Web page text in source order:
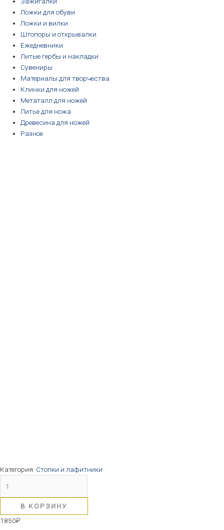
Ложки для обуви
Ложки и вилки
Штопоры и открывалки
Ежедневники
Литые гербы и накладки
Сувениры
Материалы для творчества
Клинки для ножей
Метаталл для ножей
Литье для ножа
Древесина для ножей
Разное
Категория: Стопки и лафитники
В КОРЗИНУ
1850₽